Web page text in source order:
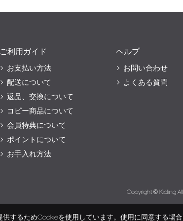
ご利用ガイド
お支払い方法
配送について
返品、交換について
コピー商品について
会員特典について
ポイントについて
お手入れ方法
ヘルプ
お問い合わせ
よくある質問
Copyright © Kipling
するためCookieを使用しています。使用に同意する場